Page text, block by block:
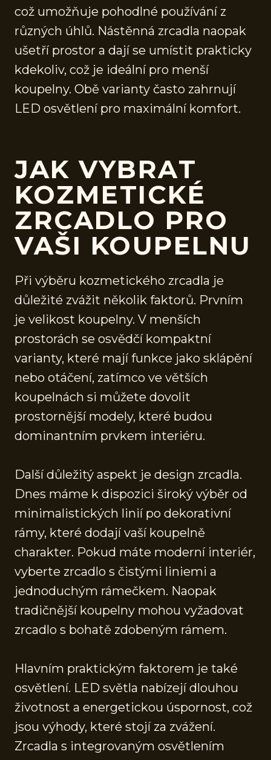
což umožňuje pohodlné používání z
různých úhlů. Nástěnná zrcadla naopak
ušetří prostor a dají se umístit prakticky
kdekoliv, což je ideální pro menší
koupelny. Obě varianty často zahrnují
LED osvětlení pro maximální komfort.
JAK VYBRAT
KOZMETICKÉ
ZRCADLO PRO
VAŠI KOUPELNU
Při výběru kozmetického zrcadla je
důležité zvážit několik faktorů. Prvním
je velikost koupelny. V menších
prostorách se osvědčí kompaktní
varianty, které mají funkce jako sklápění
nebo otáčení, zatímco ve větších
koupelnách si můžete dovolit
prostornější modely, které budou
dominantním prvkem interiéru.
Další důležitý aspekt je design zrcadla.
Dnes máme k dispozici široký výběr od
minimalistických linií po dekorativní
rámy, které dodají vaší koupelně
charakter. Pokud máte moderní interiér,
vyberte zrcadlo s čistými liniemi a
jednoduchým rámečkem. Naopak
tradičnější koupelny mohou vyžadovat
zrcadlo s bohatě zdobeným rámem.
Hlavním praktickým faktorem je také
osvětlení. LED světla nabízejí dlouhou
životnost a energetickou úspornost, což
jsou výhody, které stojí za zvážení.
Zrcadla s integrovaným osvětlením